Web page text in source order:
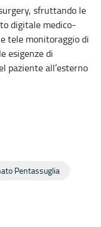
sfruttando le
digitale medico-
tele monitoraggio di
esigenze di
paziente all’esterno
Pentassuglia